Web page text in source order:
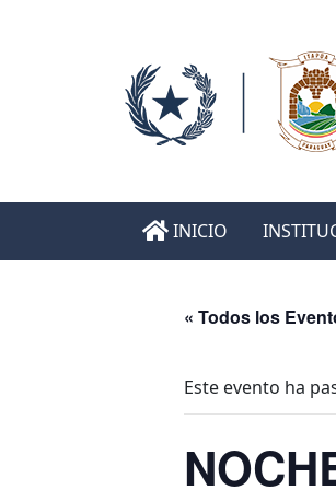
INICIO
« Todos los
Este evento ha